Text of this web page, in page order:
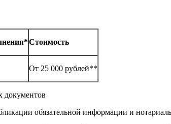
Стоимость
От 25 000 рублей**
документов
обязательной информации и